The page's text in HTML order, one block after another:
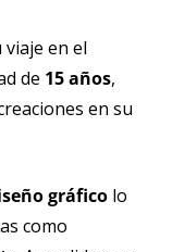
viaje en el
de 15 años,
en su
gráfico lo